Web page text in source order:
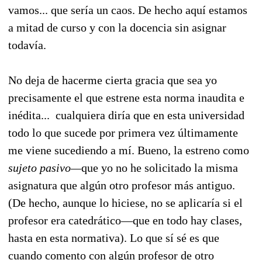
vamos... que sería un caos. De hecho aquí estamos
a mitad de curso y con la docencia sin asignar
todavía.
No deja de hacerme cierta gracia que sea yo
precisamente el que estrene esta norma inaudita e
inédita... cualquiera diría que en esta universidad
todo lo que sucede por primera vez últimamente
me viene sucediendo a mí. Bueno, la estreno como
sujeto pasivo—que yo no he solicitado la misma
asignatura que algún otro profesor más antiguo.
(De hecho, aunque lo hiciese, no se aplicaría si el
profesor era catedrático—que en todo hay clases,
hasta en esta normativa). Lo que sí sé es que
cuando comento con algún profesor de otro